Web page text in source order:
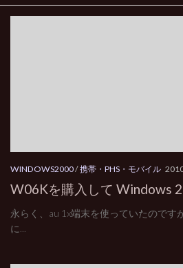
WINDOWS2000/携帯・PHS・モバイル
W06Kを購入して Windows
永らく、au 1x端末を使っていたのです
に...